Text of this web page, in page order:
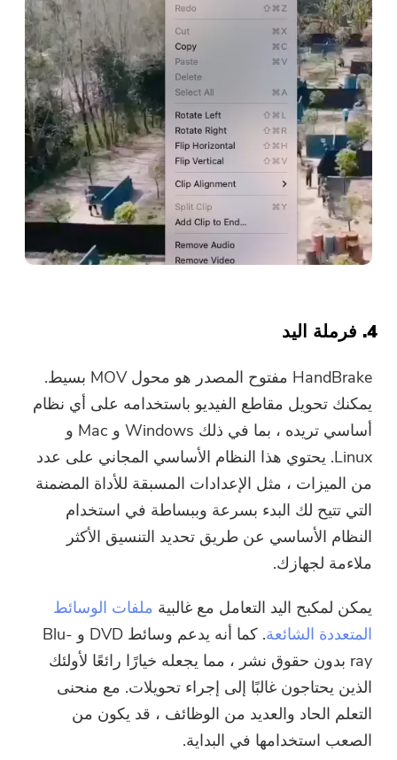
4. فرملة اليد
HandBrake مفتوح المصدر هو محول MOV بسيط.
يمكنك تحويل مقاطع الفيديو باستخدامه على أي نظام
أساسي تريده ، بما في ذلك Windows و Mac و
Linux. يحتوي هذا النظام الأساسي المجاني على عدد
من الميزات ، مثل الإعدادات المسبقة للأداة المضمنة
التي تتيح لك البدء بسرعة وببساطة في استخدام
النظام الأساسي عن طريق تحديد التنسيق الأكثر
ملاءمة لجهازك.
يمكن لمكبح اليد التعامل مع غالبية ملفات الوسائط
المتعددة الشائعة
. كما أنه يدعم وسائط DVD و Blu-
ray بدون حقوق نشر ، مما يجعله خيارًا رائعًا لأولئك
الذين يحتاجون غالبًا إلى إجراء تحويلات. مع منحنى
التعلم الحاد والعديد من الوظائف ، قد يكون من
الصعب استخدامها في البداية.
أنت على وشك الإنتهاء.